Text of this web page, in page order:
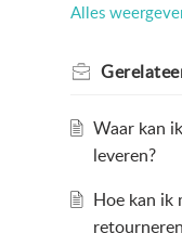
Alles
Waar kan
leveren?
Hoe kan ik